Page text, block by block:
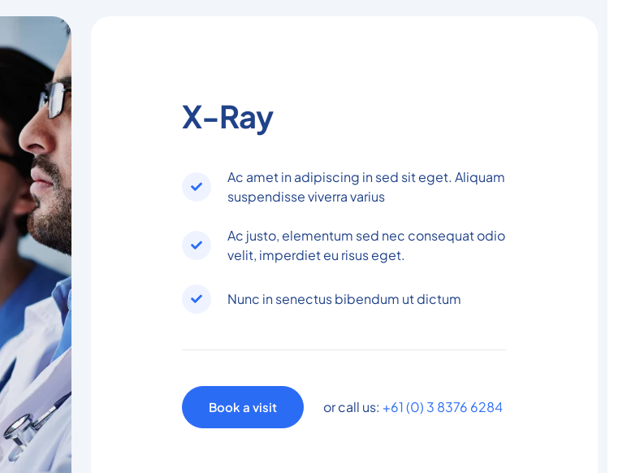
X-Ray
Ac amet in adipiscing in sed sit eget. Aliquam
suspendisse viverra varius
Ac justo, elementum sed nec consequat odio
velit, imperdiet eu risus eget.
Nunc in senectus bibendum ut dictum
Book a visit or call us: +61 (0) 3 8376 6284